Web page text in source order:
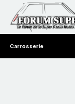
Carrosserie